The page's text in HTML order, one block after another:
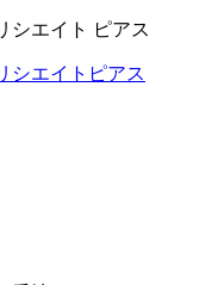
エイト ピアス